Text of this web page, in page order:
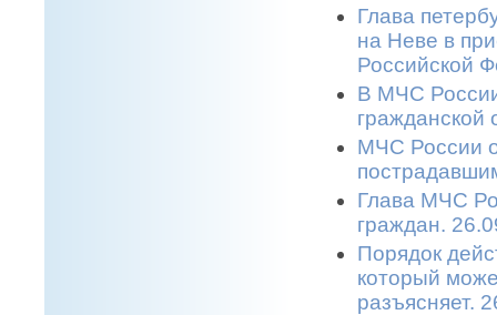
Глава
на Неве в
Российской
В МЧС
гражданской
МЧС России
Глава МЧС
граждан.
Порядок
который
разъясняет.